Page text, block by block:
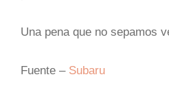
Una pena que no sepamos
Fuente – Subaru